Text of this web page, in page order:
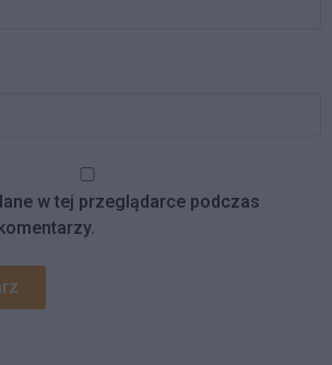
w tej przeglądarce podczas